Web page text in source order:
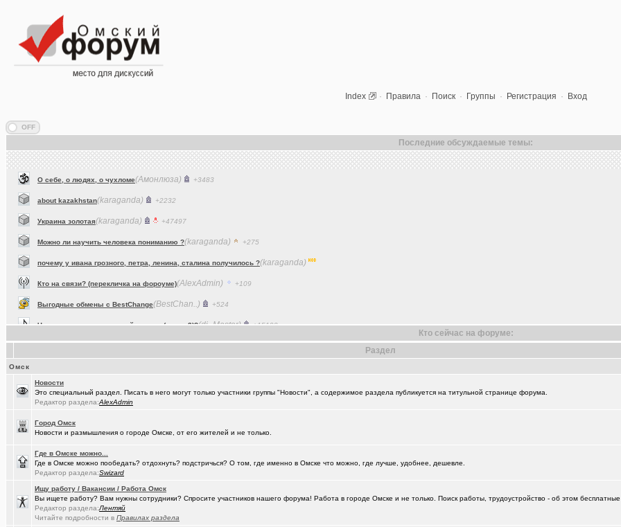
Index · Правила · Поиск · Группы · Регистрация · Вход
Последние обсуждаемые темы:
about kazakhstan (karaganda) +2232
Украина золотая(karaganda) +47497
Можно ли научить человека пониманию ?(karaganda)
почему у ивана грозного, петра, ленина, сталина получилось ?
Кто на связи? (перекличка на фороуме)(AlexAdmin) +109
Выгодные обмены с BestChange(BestChan..) +524
Что вы слушаете в данный момент (часть 2)? (dj_Master)
Коррекция зрения в Омске(Baryga i..) +416
(Valera56..)
Составить родословную по документам госархивов
Смысл жизни и наука(Raptorr)
Журналисты ngs55 берут новые высоты профессионализма.
Ваш топ исполнителей?
Сын думает куда пойти учиться
Респираторы и маски...Время пришло? Короновирус уже в Омске
СИМ(Aljexeй) +2
Кто сейчас на форуме:
Раздел
Омск
Новости
Это специальный раздел. Писать в него могут только участники группы "Новости", а содержимое раздела публикуется на титульной странице форума.
Редактор раздела:AlexAdmin
Город Омск
Новости и размышления о городе Омске, от его жителей и не только.
Где в Омске можно...
Где в Омске можно пообедать? отдохнуть? подстричься? О том, где именно в Омске что можно, где лучше, удобнее, дешевле.
Редактор раздела:Swizard
Ищу работу / Вакансии / Работа Омск
Вы ищете работу? Вам нужны сотрудники? Спросите участников нашего форума! Работа в городе Омске и не только. Поиск работы, трудоустройство - об этом
Редактор раздела:Лентяй
Читайте подробности в Правилах раздела